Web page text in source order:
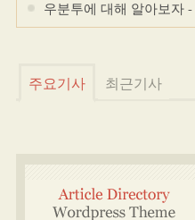
우분투에 대해 알아보자
주요기사 최근기사